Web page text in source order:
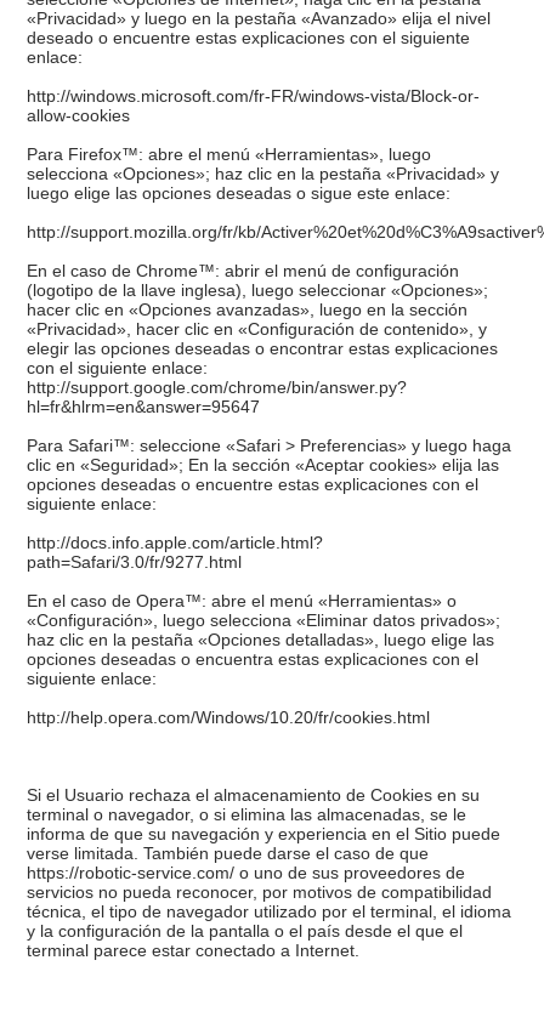
«Privacidad» y luego en la pestaña «Avanzado» elija el nivel
deseado o encuentre estas explicaciones con el siguiente
enlace:
http://windows.microsoft.com/fr-FR/windows-vista/Block-or-
allow-cookies
Para Firefox™: abre el menú «Herramientas», luego
selecciona «Opciones»; haz clic en la pestaña «Privacidad» y
luego elige las opciones deseadas o sigue este enlace:
http://support.mozilla.org/fr/kb/
En el caso de Chrome™: abrir el menú de configuración
(logotipo de la llave inglesa), luego seleccionar «Opciones»;
hacer clic en «Opciones avanzadas», luego en la sección
«Privacidad», hacer clic en «Configuración de contenido», y
elegir las opciones deseadas o encontrar estas explicaciones
con el siguiente enlace:
http://support.google.com/chrome/bin/answer.py?
hl=fr&hlrm=en&answer=95647
Para Safari™: seleccione «Safari > Preferencias» y luego haga
clic en «Seguridad»; En la sección «Aceptar cookies» elija las
opciones deseadas o encuentre estas explicaciones con el
siguiente enlace:
http://docs.info.apple.com/article.html?
path=Safari/3.0/fr/9277.html
En el caso de Opera™: abre el menú «Herramientas» o
«Configuración», luego selecciona «Eliminar datos privados»;
haz clic en la pestaña «Opciones detalladas», luego elige las
opciones deseadas o encuentra estas explicaciones con el
siguiente enlace:
http://help.opera.com/Windows/10.20/fr/cookies.html
Si el Usuario rechaza el almacenamiento de Cookies en su
terminal o navegador, o si elimina las almacenadas, se le
informa de que su navegación y experiencia en el Sitio puede
verse limitada. También puede darse el caso de que
https://robotic-service.com/ o uno de sus proveedores de
servicios no pueda reconocer, por motivos de compatibilidad
técnica, el tipo de navegador utilizado por el terminal, el idioma
y la configuración de la pantalla o el país desde el que el
terminal parece estar conectado a Internet.